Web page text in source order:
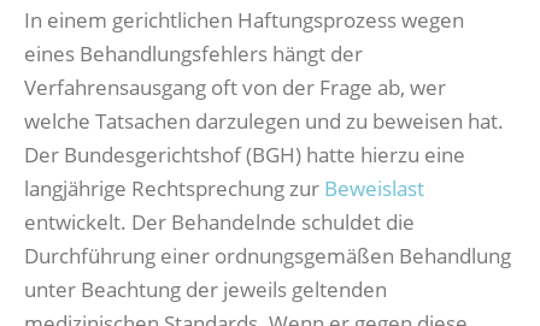
In einem gerichtlichen Haftungsprozess wegen
eines Behandlungsfehlers hängt der
Verfahrensausgang oft von der Frage ab, wer
welche Tatsachen darzulegen und zu beweisen hat.
Der Bundesgerichtshof (BGH) hatte hierzu eine
langjährige Rechtsprechung zur Beweislast
entwickelt. Der Behandelnde schuldet die
Durchführung einer ordnungsgemäßen Behandlung
unter Beachtung der jeweils geltenden